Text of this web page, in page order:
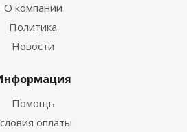
О компании
Политика
Новости
Помощь
оплаты